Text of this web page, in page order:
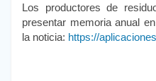
Los productores de
presentar memoria anual
la noticia: https://